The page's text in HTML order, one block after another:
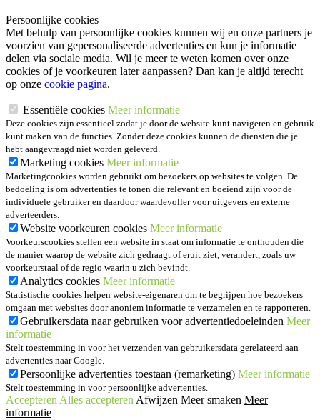
Persoonlijke cookies
Met behulp van persoonlijke cookies kunnen wij en onze partners je
voorzien van gepersonaliseerde advertenties en kun je informatie
delen via sociale media. Wil je meer te weten komen over onze
cookies of je voorkeuren later aanpassen? Dan kan je altijd terecht
op onze cookie pagina.
Essentiële cookies Meer informatie
Deze cookies zijn essentieel zodat je door de website kunt navigeren en gebruik
kunt maken van de functies. Zonder deze cookies kunnen de diensten die je
hebt aangevraagd niet worden geleverd.
Marketing cookies Meer informatie
Marketingcookies worden gebruikt om bezoekers op websites te volgen. De
bedoeling is om advertenties te tonen die relevant en boeiend zijn voor de
individuele gebruiker en daardoor waardevoller voor uitgevers en externe
adverteerders.
Website voorkeuren cookies Meer informatie
Voorkeurscookies stellen een website in staat om informatie te onthouden die
de manier waarop de website zich gedraagt of eruit ziet, verandert, zoals uw
voorkeurstaal of de regio waarin u zich bevindt.
Analytics cookies Meer informatie
Statistische cookies helpen website-eigenaren om te begrijpen hoe bezoekers
omgaan met websites door anoniem informatie te verzamelen en te rapporteren.
Gebruikersdata naar gebruiken voor advertentiedoeleinden Meer
informatie
Stelt toestemming in voor het verzenden van gebruikersdata gerelateerd aan
advertenties naar Google.
Persoonlijke advertenties toestaan (remarketing) Meer informatie
Stelt toestemming in voor persoonlijke advertenties.
Accepteren Alles accepteren Afwijzen Meer smaken Meer
informatie